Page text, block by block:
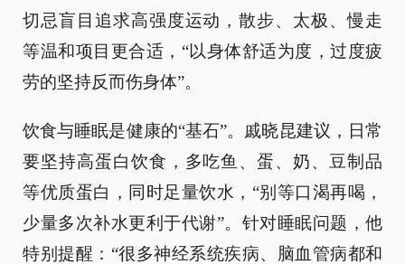
切忌盲目追求高强度运动，散步、太极、慢走
等温和项目更合适，“以身体舒适为度，过度疲
劳的坚持反而伤身体”。
饮食与睡眠是健康的“基石”。戚晓昆建议，日常
要坚持高蛋白饮食，多吃鱼、蛋、奶、豆制品
等优质蛋白，同时足量饮水，“别等口渴再喝，
少量多次补水更利于代谢”。针对睡眠问题，他
特别提醒：“很多神经系统疾病、脑血管病都和